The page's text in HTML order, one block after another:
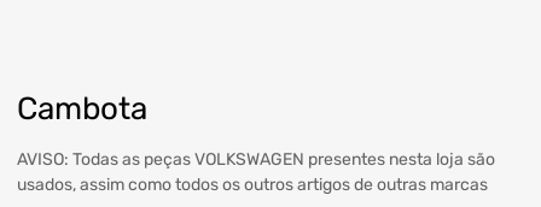
Cambota
AVISO: Todas as peças VOLKSWAGEN presentes nesta loja são
usados, assim como todos os outros artigos de outras marcas